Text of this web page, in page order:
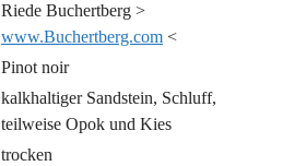
Riede Buchertberg >
www.Buchertberg.com <
Pinot noir
kalkhaltiger Sandstein, Schluff,
teilweise Opok und Kies
trocken